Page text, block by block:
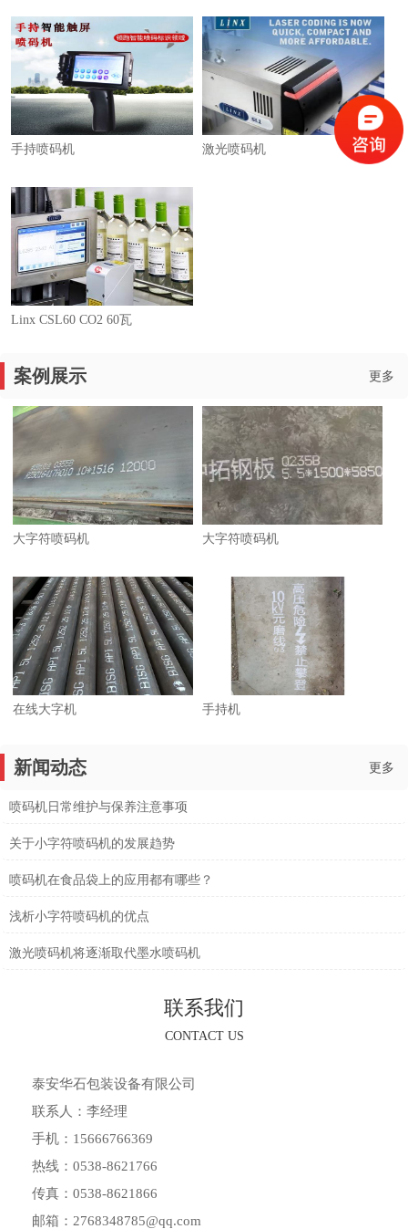
手持喷码机 激光喷码机
Linx CSL60 CO2 60瓦
案例展示 更多
大字符喷码机 大字符喷码机
在线大字机 手持机
新闻动态 更多
喷码机日常维护与保养注意事项
关于小字符喷码机的发展趋势
喷码机在食品袋上的应用都有哪些？
浅析小字符喷码机的优点
激光喷码机将逐渐取代墨水喷码机
联系我们
CONTACT US
泰安华石包装设备有限公司
联系人：李经理
手机：15666766369
热线：0538-8621766
传真：0538-8621866
邮箱：2768348785@qq.com